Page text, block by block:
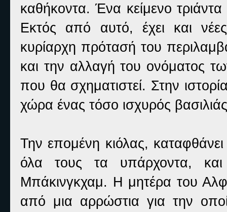
καθήκοντα. Ένα κείμενο
Εκτός από αυτό, έχει και
κυρίαρχη πρότασή του
και την αλλαγή του ονόματος
που θα σχηματιστεί. Στην
χώρα ένας τόσο ισχυρός
Την επομένη κιόλας,
όλα τους τα υπάρχοντα, και
Μπάκινγκχαμ. Η μητέρα του
από μια αρρώστια για την